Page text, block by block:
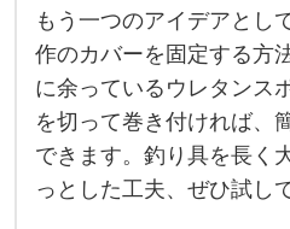
こ
が
傷
つ
き
ま
防
波
堤
に
ロ
ッ
ド
を
立
て
掛
もう一つのアイデアとし
作のカバーを固定する方
に余っているウレタンス
を切って巻き付ければ、
できます。釣り具を長く
っとした工夫、ぜひ試し